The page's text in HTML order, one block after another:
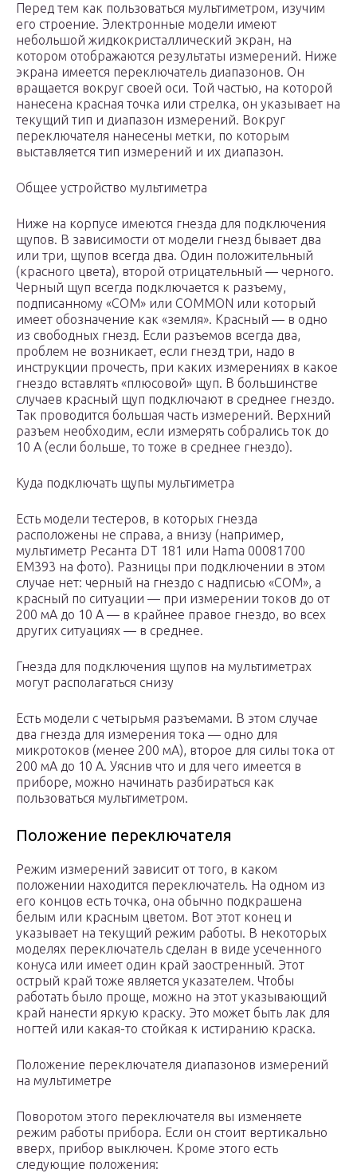
Перед тем как пользоваться мультиметром, изучим
его строение. Электронные модели имеют
небольшой жидкокристаллический экран, на
котором отображаются результаты измерений. Ниже
экрана имеется переключатель диапазонов. Он
вращается вокруг своей оси. Той частью, на которой
нанесена красная точка или стрелка, он указывает на
текущий тип и диапазон измерений. Вокруг
переключателя нанесены метки, по которым
выставляется тип измерений и их диапазон.
Общее устройство мультиметра
Ниже на корпусе имеются гнезда для подключения
щупов. В зависимости от модели гнезд бывает два
или три, щупов всегда два. Один положительный
(красного цвета), второй отрицательный — черного.
Черный щуп всегда подключается к разъему,
подписанному «COM» или COMMON или который
имеет обозначение как «земля». Красный — в одно
из свободных гнезд. Если разъемов всегда два,
проблем не возникает, если гнезд три, надо в
инструкции прочесть, при каких измерениях в какое
гнездо вставлять «плюсовой» щуп. В большинстве
случаев красный щуп подключают в среднее гнездо.
Так проводится большая часть измерений. Верхний
разъем необходим, если измерять собрались ток до
10 А (если больше, то тоже в среднее гнездо).
Куда подключать щупы мультиметра
Есть модели тестеров, в которых гнезда
расположены не справа, а внизу (например,
мультиметр Ресанта DT 181 или Hama 00081700
EM393 на фото). Разницы при подключении в этом
случае нет: черный на гнездо с надписью «COM», а
красный по ситуации — при измерении токов до от
200 мА до 10 А — в крайнее правое гнездо, во всех
других ситуациях — в среднее.
Гнезда для подключения щупов на мультиметрах
могут располагаться снизу
Есть модели с четырьмя разъемами. В этом случае
два гнезда для измерения тока — одно для
микротоков (менее 200 мА), второе для силы тока от
200 мА до 10 А. Уяснив что и для чего имеется в
приборе, можно начинать разбираться как
пользоваться мультиметром.
Положение переключателя
Режим измерений зависит от того, в каком
положении находится переключатель. На одном из
его концов есть точка, она обычно подкрашена
белым или красным цветом. Вот этот конец и
указывает на текущий режим работы. В некоторых
моделях переключатель сделан в виде усеченного
конуса или имеет один край заостренный. Этот
острый край тоже является указателем. Чтобы
работать было проще, можно на этот указывающий
край нанести яркую краску. Это может быть лак для
ногтей или какая-то стойкая к истиранию краска.
Положение переключателя диапазонов измерений
на мультиметре
Поворотом этого переключателя вы изменяете
режим работы прибора. Если он стоит вертикально
вверх, прибор выключен. Кроме этого есть
следующие положения: